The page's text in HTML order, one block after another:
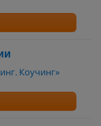
Коучинг»